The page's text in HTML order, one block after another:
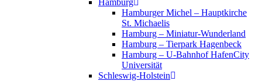
Hamburg
Hamburger Michel – Hauptkirche
St. Michaelis
Hamburg – Miniatur-Wunderland
Hamburg – Tierpark Hagenbeck
Hamburg – U-Bahnhof HafenCity
Universität
Schleswig-Holstein